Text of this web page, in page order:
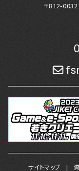
〒812-
サイトマップ